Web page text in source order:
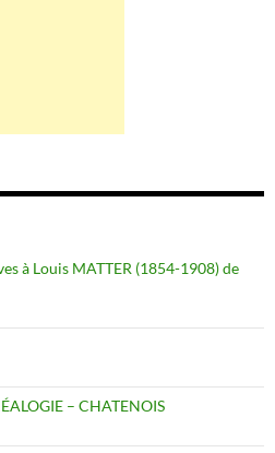
à Louis MATTER (1854-1908) de
– CHATENOIS